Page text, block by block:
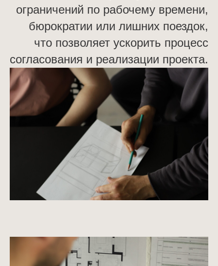
ограничений по рабочему времени,
бюрократии или лишних поездок,
что позволяет ускорить процесс
согласования и реализации проекта.